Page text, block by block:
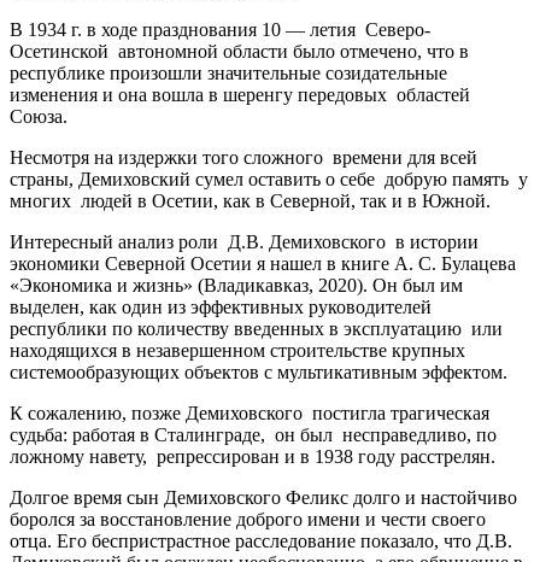
В 1934 г. в ходе празднования 10 — летия Северо-
Осетинской автономной области было отмечено, что в
республике произошли значительные созидательные
изменения и она вошла в шеренгу передовых областей
Союза.
Несмотря на издержки того сложного времени для всей
страны, Демиховский сумел оставить о себе добрую память у
многих людей в Осетии, как в Северной, так и в Южной.
Интересный анализ роли Д.В. Демиховского в истории
экономики Северной Осетии я нашел в книге А. С. Булацева
«Экономика и жизнь» (Владикавказ, 2020). Он был им
выделен, как один из эффективных руководителей
республики по количеству введенных в эксплуатацию или
находящихся в незавершенном строительстве крупных
системообразующих объектов с мультикативным эффектом.
К сожалению, позже Демиховского постигла трагическая
судьба: работая в Сталинграде, он был несправедливо, по
ложному навету, репрессирован и в 1938 году расстрелян.
Долгое время сын Демиховского Феликс долго и настойчиво
боролся за восстановление доброго имени и чести своего
отца. Его беспристрастное расследование показало, что Д.В.